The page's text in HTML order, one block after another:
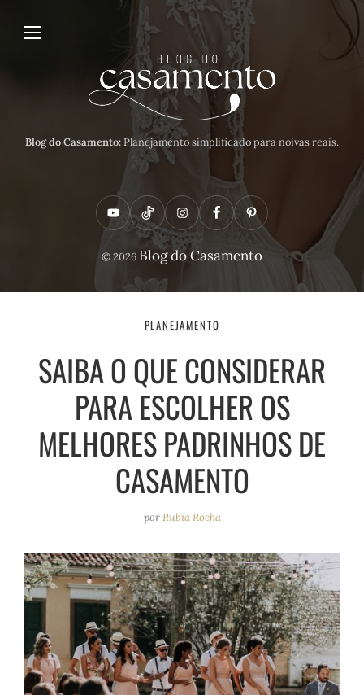
Blog do Casamento:Planejamento simplificado para noivas reais.
Y
o
t
T
i
t
o
I
n
t
a
r
a
m
F
a
e
b
o
k
P
i
t
s
t
© 2026 Blog do Casamento
PLANEJAMENTO
SAIBA O QUE CONSIDERAR
PARA ESCOLHER OS
MELHORES PADRINHOS DE
CASAMENTO
porRubia Rocha